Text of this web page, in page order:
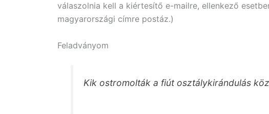
válaszolnia kell a kiértesítő e-mailre, ellenkező
magyarországi címre postáz.)
Feladványom
Kik ostromolták a fiút osztálykirándulás